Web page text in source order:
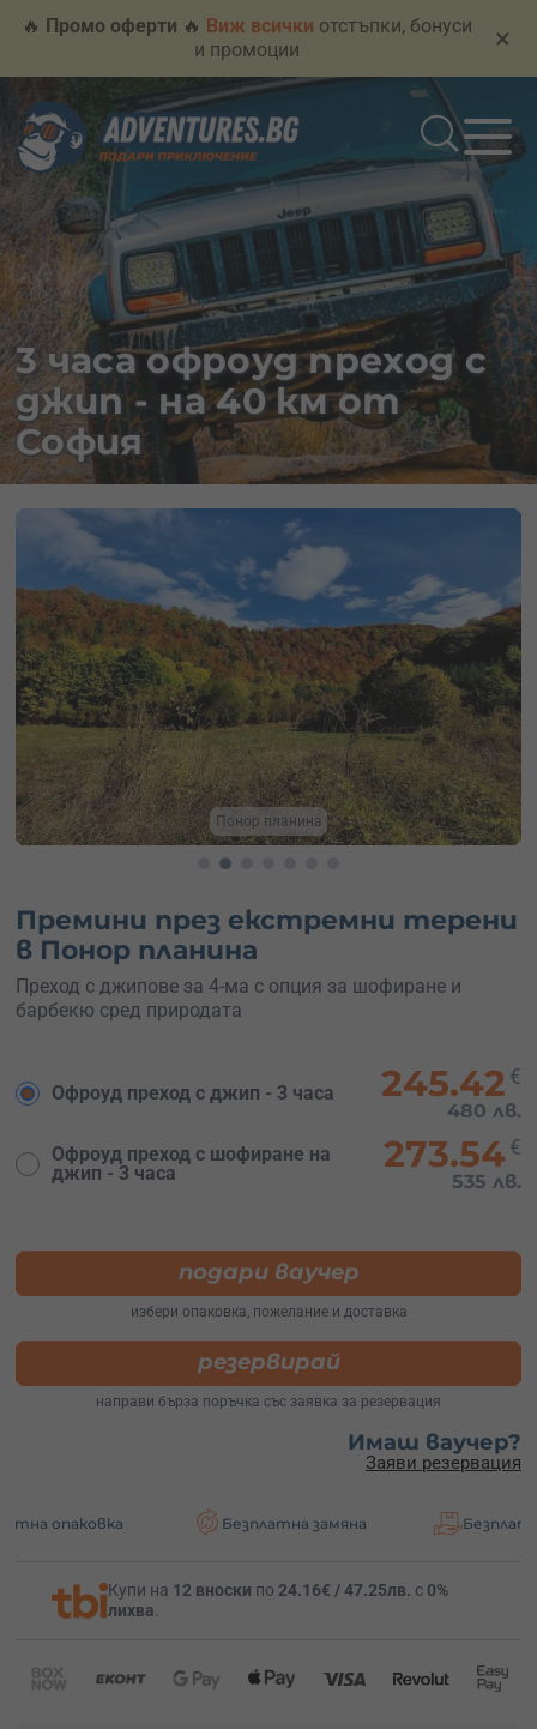
🔥 Промо оферти 🔥 Виж всички отстъпки, бонуси
и промоции
×
3 часа офроуд преход с
джип - на 40 км от
София
Изпитай адреналина
Премини през екстремни терени
в Понор планина
Преход с джипове за 4-ма с опция за шофиране и
барбекю сред природата
Офроуд преход с джип - 3 часа 245.42 €
480 лв.
Офроуд преход с шофиране на
джип - 3 часа
273.54€
535 лв.
подари ваучер
избери опаковка, пожелание и доставка
резервирай
направи бърза поръчка със заявка за резервация
Имаш ваучер?
Заяви резервация
Безплатна замяна Безплатна
Купи на 12 вноски по 24.16€ / 47.25лв. с 0%
лихва.